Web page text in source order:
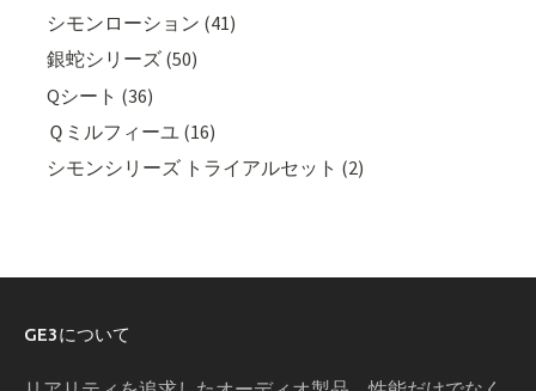
シモンローション (41)
銀蛇シリーズ (50)
Qシート (36)
Ｑミルフィーユ (16)
シモンシリーズ トライアルセット (2)
GE3について